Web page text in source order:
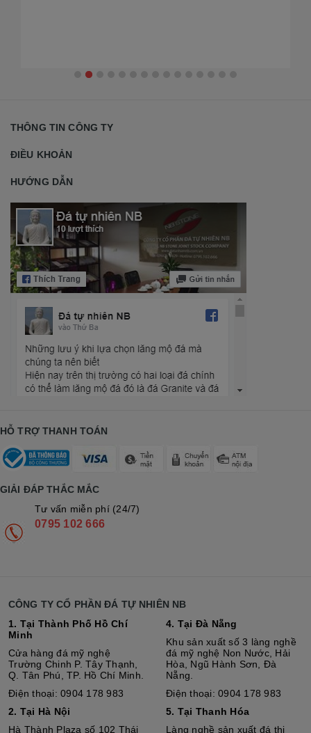
THÔNG TIN CÔNG TY
ĐIỀU KHOẢN
HƯỚNG DẪN
HỖ TRỢ THANH TOÁN
GIẢI ĐÁP THẮC MẮC
Tư vấn miễn phí (24/7)
0795 102 666
CÔNG TY CỔ PHẦN ĐÁ TỰ NHIÊN NB
1. Tại Thành Phố Hồ Chí
Minh
Cửa hàng đá mỹ nghệ
Trường Chinh P. Tây Thạnh,
Q. Tân Phú, TP. Hồ Chí Minh.
Điện thoại: 0904 178 983
2. Tại Hà Nội
Hà Thành Plaza số 102 Thái
4. Tại Đà Nẵng
Khu sản xuất số 3 làng nghề
đá mỹ nghệ Non Nước, Hải
Hòa, Ngũ Hành Sơn, Đà
Nẵng.
Điện thoại: 0904 178 983
5. Tại Thanh Hóa
Làng nghề sản xuất đá thị